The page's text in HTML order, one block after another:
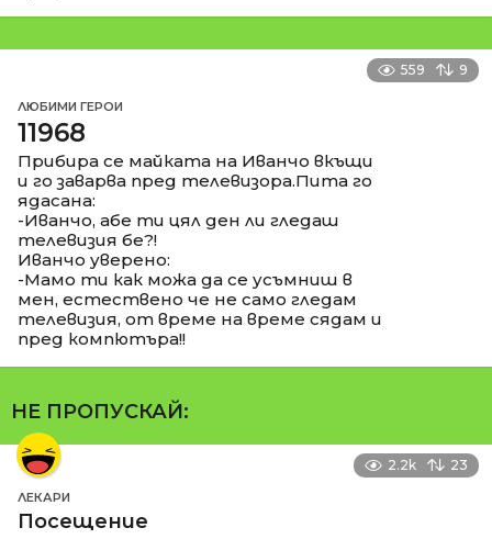
559 9
ЛЮБИМИ ГЕРОИ
11968
Прибира се майката на Иванчо вкъщи
и го заварва пред телевизора.Пита го
ядасана:
-Иванчо, абе ти цял ден ли гледаш
телевизия бе?!
Иванчо уверено:
-Мамо ти как можа да се усъмниш в
мен, естествено че не само гледам
телевизия, от време на време сядам и
пред компютъра!!
НЕ ПРОПУСКАЙ:
2.2k 23
ЛЕКАРИ
Посещение